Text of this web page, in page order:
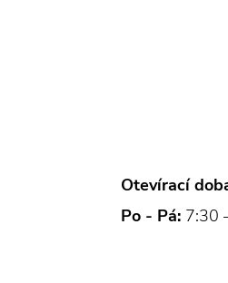
Otevírací
Po - Pá: 7:30